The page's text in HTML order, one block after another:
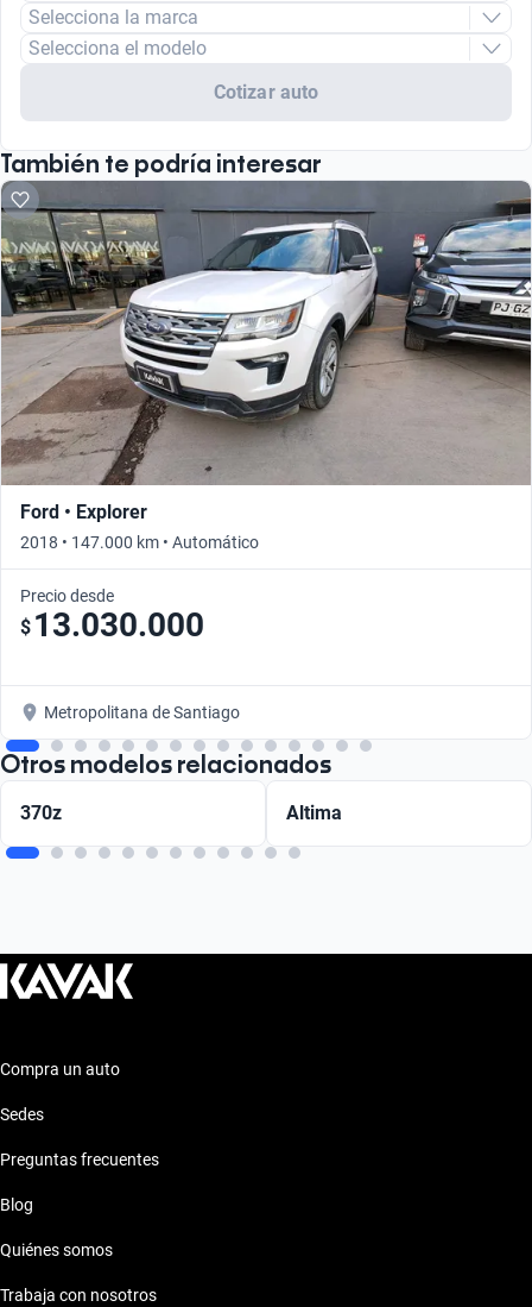
Selecciona la marca
Selecciona el modelo
Cotizar auto
También te podría interesar
Ford • Explorer
2018 • 147.000 km • Automático
Precio desde
$ 13.030.000
Metropolitana de Santiago
Otros modelos relacionados
370z Altima
Compra un auto
Sedes
Preguntas frecuentes
Blog
Quiénes somos
Trabaja con nosotros